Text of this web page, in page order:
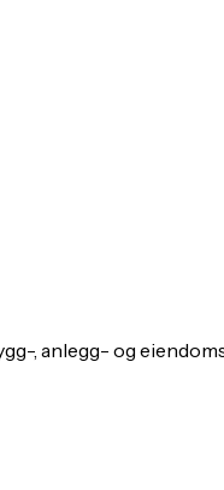
, anlegg- og